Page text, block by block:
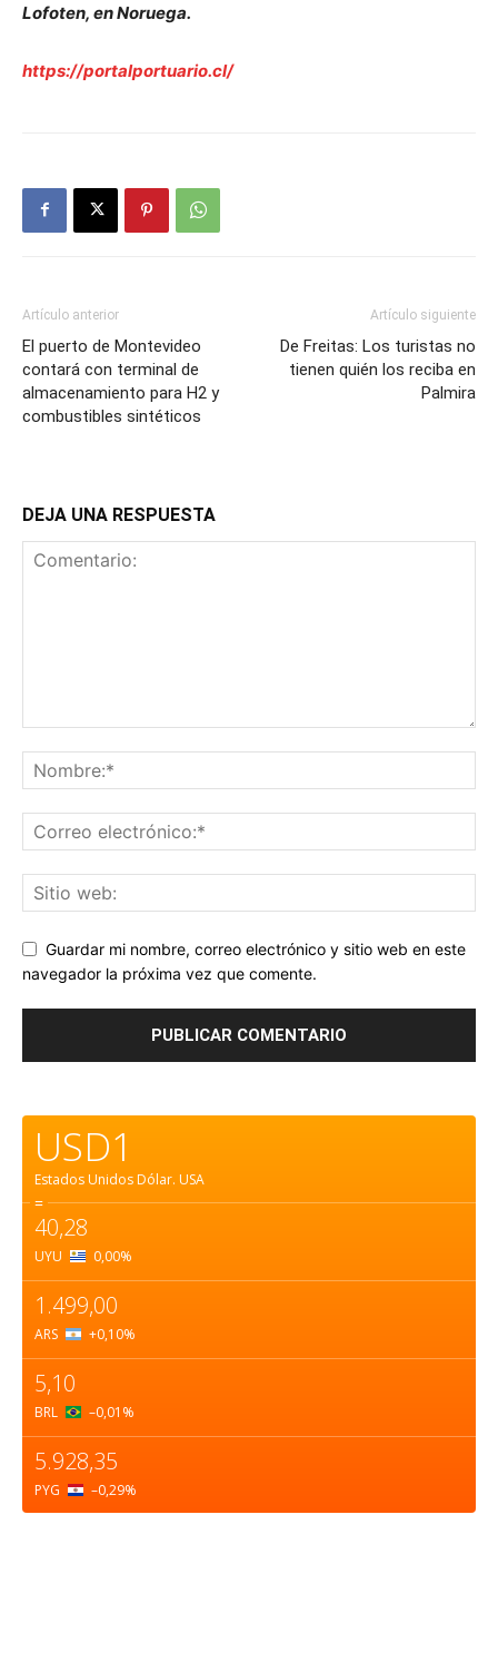
Lofoten, en Noruega.
https://portalportuario.cl/
Artículo anterior
El puerto de Montevideo
contará con terminal de
almacenamiento para H2 y
combustibles sintéticos
Artículo siguiente
De Freitas: Los turistas no
tienen quién los reciba en
Palmira
DEJA UNA RESPUESTA
Guardar mi nombre, correo electrónico y sitio web en este
navegador la próxima vez que comente.
USD1
Estados Unidos Dólar. USA
=
40,28
UYU 0,00%
1.499,00
ARS +0,10%
5,10
BRL –0,01 %
5.928,35
PYG –0,29%